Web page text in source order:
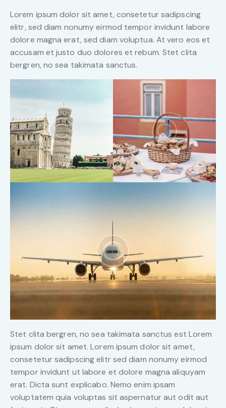
Lorem ipsum dolor sit amet, consetetur sadipscing
elitr, sed diam nonumy eirmod tempor invidunt labore
dolore magna erat, sed diam voluptua. At vero eos et
accusam et justo duo dolores et rebum. Stet clita
bergren, no sea takimata sanctus.
Stet clita bergren, no sea takimata sanctus est Lorem
ipsum dolor sit amet. Lorem ipsum dolor sit amet,
consetetur sadipscing elitr sed diam nonumy eirmod
tempor invidunt ut labore et dolore magna aliquyam
erat. Dicta sunt explicabo. Nemo enim ipsam
voluptatem quia voluptas sit aspernatur aut odit aut